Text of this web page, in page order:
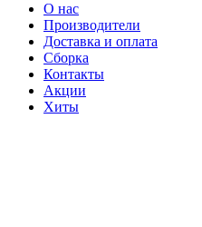
О нас
Производители
Доставка и оплата
Cборка
Контакты
Акции
Хиты